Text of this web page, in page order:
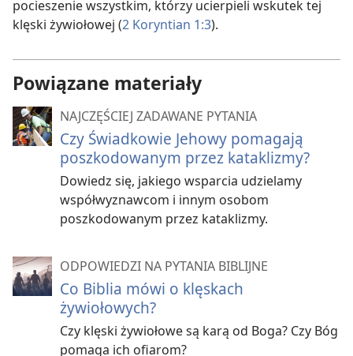
pocieszenie wszystkim, którzy ucierpieli wskutek tej
klęski żywiołowej (2 Koryntian 1:3).
Powiązane materiały
NAJCZĘŚCIEJ ZADAWANE PYTANIA
Czy Świadkowie Jehowy pomagają
poszkodowanym przez kataklizmy?
Dowiedz się, jakiego wsparcia udzielamy
współwyznawcom i innym osobom
poszkodowanym przez kataklizmy.
ODPOWIEDZI NA PYTANIA BIBLIJNE
Co Biblia mówi o klęskach
żywiołowych?
Czy klęski żywiołowe są karą od Boga? Czy Bóg
pomaga ich ofiarom?